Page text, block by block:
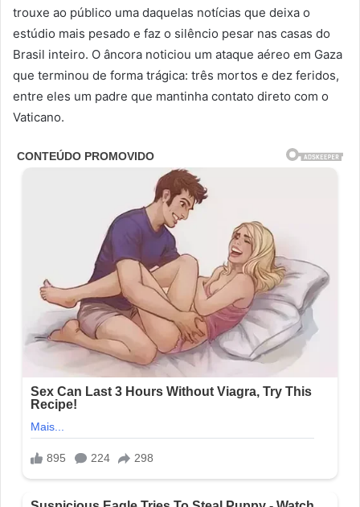
trouxe ao público uma daquelas notícias que deixa o
estúdio mais pesado e faz o silêncio pesar nas casas do
Brasil inteiro. O âncora noticiou um ataque aéreo em Gaza
que terminou de forma trágica: três mortos e dez feridos,
entre eles um padre que mantinha contato direto com o
Vaticano.